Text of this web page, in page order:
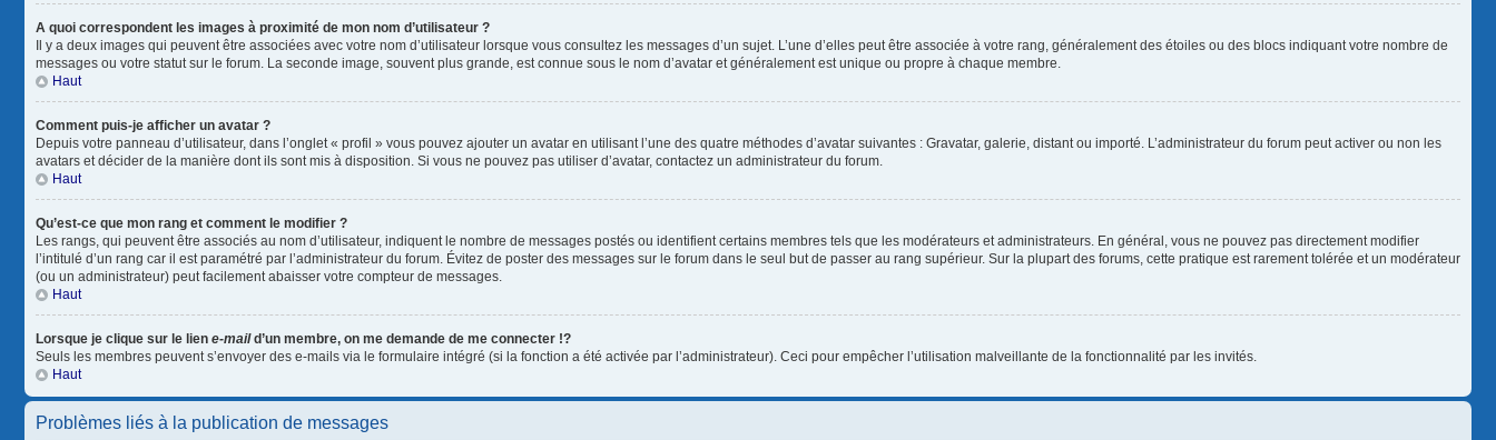
A quoi correspondent les images à proximité de mon nom d’utilisateur ?
Il y a deux images qui peuvent être associées avec votre nom d’utilisateur lorsque vous consultez les messages d’un sujet. L’une d’elles peut être associée à votre rang, généralement des étoiles ou des blocs indiquant votre nombre de
messages ou votre statut sur le forum. La seconde image, souvent plus grande, est connue sous le nom d’avatar et généralement est unique ou propre à chaque membre.
Haut
Comment puis-je afficher un avatar ?
Depuis votre panneau d’utilisateur, dans l’onglet « profil » vous pouvez ajouter un avatar en utilisant l’une des quatre méthodes d’avatar suivantes : Gravatar, galerie, distant ou importé. L’administrateur du forum peut activer ou non les
avatars et décider de la manière dont ils sont mis à disposition. Si vous ne pouvez pas utiliser d’avatar, contactez un administrateur du forum.
Haut
Qu’est-ce que mon rang et comment le modifier ?
Les rangs, qui peuvent être associés au nom d’utilisateur, indiquent le nombre de messages postés ou identifient certains membres tels que les modérateurs et administrateurs. En général, vous ne pouvez pas directement modifier
l’intitulé d’un rang car il est paramétré par l’administrateur du forum. Évitez de poster des messages sur le forum dans le seul but de passer au rang supérieur. Sur la plupart des forums, cette pratique est rarement tolérée et un modérateur
(ou un administrateur) peut facilement abaisser votre compteur de messages.
Haut
Lorsque je clique sur le lien e-maild’un membre, on me demande de me connecter !?
Seuls les membres peuvent s’envoyer des e-mails via le formulaire intégré (si la fonction a été activée par l’administrateur). Ceci pour empêcher l’utilisation malveillante de la fonctionnalité par les invités.
Haut
Problèmes liés à la publication de messages